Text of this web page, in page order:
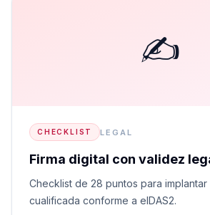
✍️
CHECKLIST LEGAL
Firma digital con validez
Checklist de 28 puntos para
cualificada conforme a eIDAS2.